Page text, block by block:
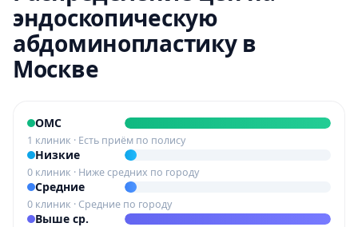
эндоскопическую
абдоминопластику в
Москве
ОМС
1 клиник · Есть приём по полису
Низкие
0 клиник · Ниже средних по городу
Средние
0 клиник · Средние по городу
Выше ср.